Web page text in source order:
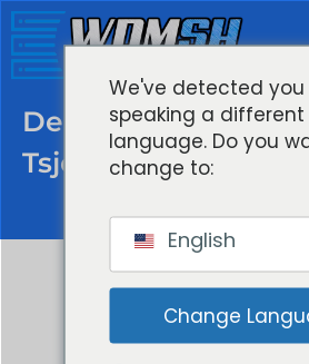
Dedicated Servers
Tsjechië
We've detected
speaking a different
language. Do you
change to:
English
Change